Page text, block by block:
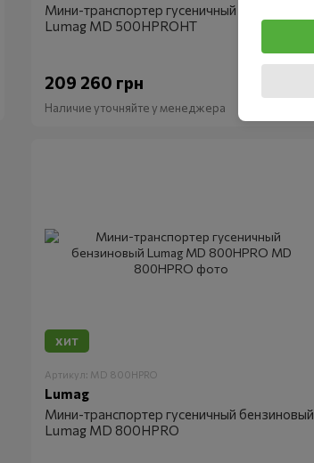
Мини-транспортер гусеничный бензиновый
Lumag MD 500HPROHT
209 260 грн
Наличие уточняйте у менеджера
ХИТ
Артикул: MD 800HPRO
Lumag
Мини-транспортер гусеничный бензиновый
Lumag MD 800HPRO